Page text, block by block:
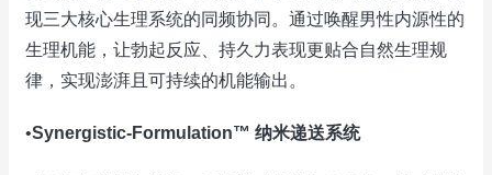
现三大核心生理系统的同频协同。通过唤醒男性内源性的
生理机能，让勃起反应、持久力表现更贴合自然生理规
律，实现澎湃且可持续的机能输出。
•Synergistic-Formulation™ 纳米递送系统